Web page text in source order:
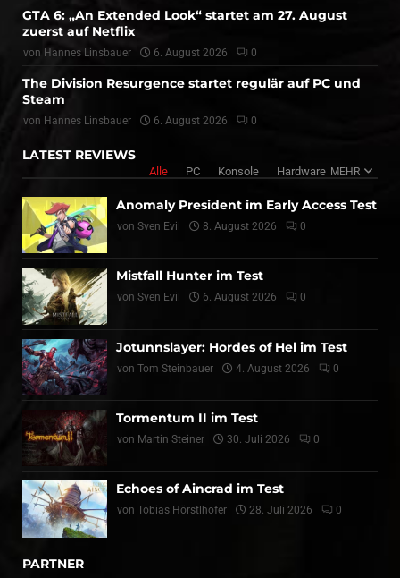
GTA 6: „An Extended Look“ startet am 27. August
zuerst auf Netflix
von Hannes Linsbauer 6. August 2026 0
The Division Resurgence startet regulär auf PC und
Steam
von Hannes Linsbauer 6. August 2026 0
LATEST REVIEWS
Alle PC Konsole Hardware MEHR
Anomaly President im Early Access Test
von Sven Evil 8. August 2026 0
Mistfall Hunter im Test
von Sven Evil 6. August 2026 0
Jotunnslayer: Hordes of Hel im Test
von Tom Steinbauer 4. August 2026 0
Tormentum II im Test
von Martin Steiner 30. Juli 2026 0
Echoes of Aincrad im Test
von Tobias Hörstlhofer 28. Juli 2026 0
PARTNER